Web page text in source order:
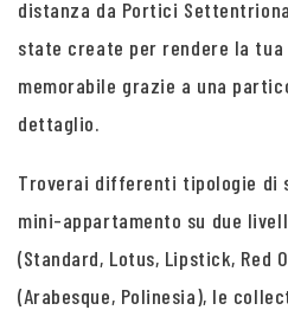
distanza da Portici
state create per rendere la tua
memorabile grazie a una
dettaglio.
Troverai differenti tipologie di
mini-appartamento su due
(Standard, Lotus, Lipstick, Red
(Arabesque, Polinesia), le